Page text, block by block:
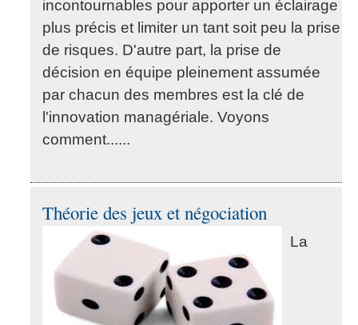
incontournables pour apporter un éclairage
plus précis et limiter un tant soit peu la prise
de risques. D'autre part, la prise de
décision en équipe pleinement assumée
par chacun des membres est la clé de
l'innovation managériale. Voyons
comment......
Théorie des jeux et négociation
La